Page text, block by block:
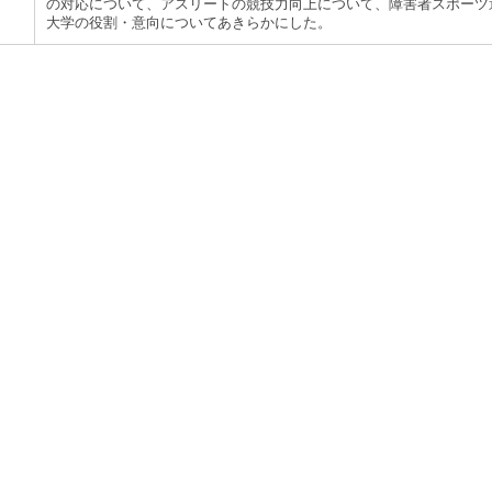
の対応について、アスリートの競技力向上について、障害者スポー
大学の役割・意向についてあきらかにした。